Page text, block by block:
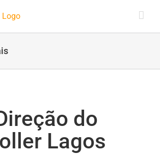
do
Lagos